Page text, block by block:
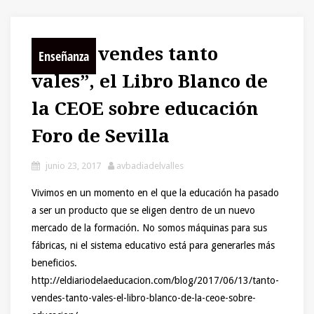
Enseñanza
“Tanto vendes tanto
vales”, el Libro Blanco de
la CEOE sobre educación
Foro de Sevilla
junio 23, 2017 avbadiadelvalles
Vivimos en un momento en el que la educación ha pasado
a ser un producto que se eligen dentro de un nuevo
mercado de la formación. No somos máquinas para sus
fábricas, ni el sistema educativo está para generarles más
beneficios.
http://eldiariodelaeducacion.com/blog/2017/06/13/tanto-
vendes-tanto-vales-el-libro-blanco-de-la-ceoe-sobre-